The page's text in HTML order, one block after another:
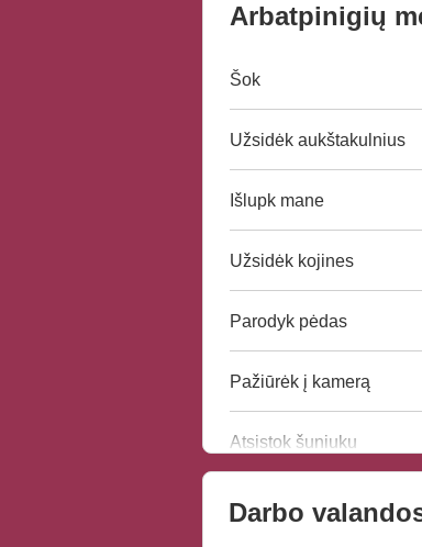
Arbatpinigių
Šok
Užsidėk aukštakulnius
Išlupk mane
Užsidėk kojines
Parodyk pėdas
Pažiūrėk į kamerą
Atsistok šuniuku
Darbo